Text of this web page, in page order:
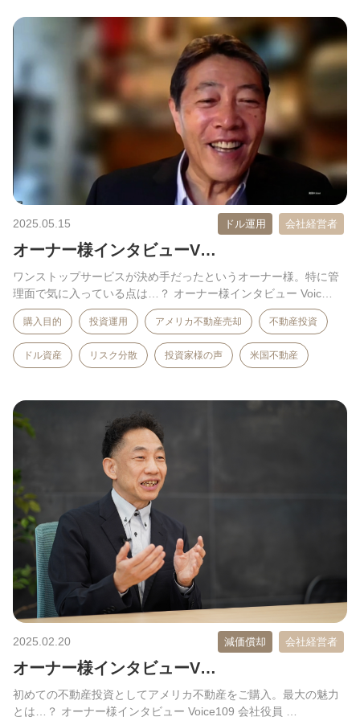
2025.05.15 ドル運用 会社経営者
オーナー様インタビューV…
ワンストップサービスが決め手だったというオーナー様。特に管
理面で気に入っている点は…？ オーナー様インタビュー Voic…
購入目的 投資運用 アメリカ不動産売却 不動産投資
ドル資産 リスク分散 投資家様の声 米国不動産
2025.02.20 減価償却 会社経営者
オーナー様インタビューV…
初めての不動産投資としてアメリカ不動産をご購入。最大の魅力
とは…？ オーナー様インタビュー Voice109 会社役員 …